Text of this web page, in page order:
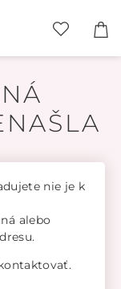
nie je k
alebo